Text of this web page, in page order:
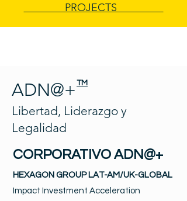
PROJECTS
ADN@+ TM
Libertad, Liderazgo y
Legalidad
CORPORATIVO ADN@+
HEXAGON GROUP LAT-AM/UK-GLOBAL
Impact Investment Acceleration